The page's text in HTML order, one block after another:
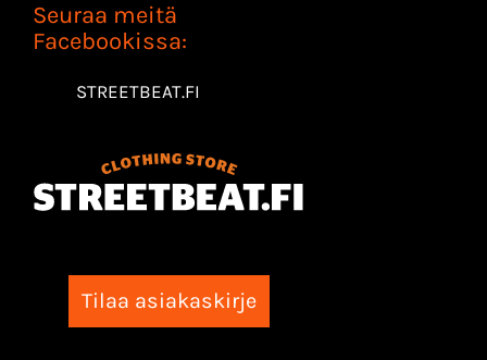
Seuraa meitä
Facebookissa:
STREETBEAT.FI